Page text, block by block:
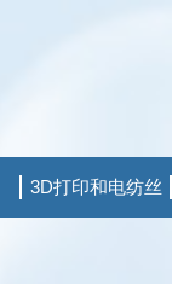
3D打印和电纺丝